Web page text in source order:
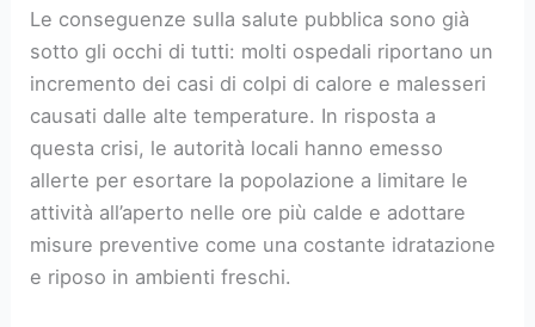
Le conseguenze sulla salute pubblica sono già
sotto gli occhi di tutti: molti ospedali riportano un
incremento dei casi di colpi di calore e malesseri
causati dalle alte temperature. In risposta a
questa crisi, le autorità locali hanno emesso
allerte per esortare la popolazione a limitare le
attività all’aperto nelle ore più calde e adottare
misure preventive come una costante idratazione
e riposo in ambienti freschi.